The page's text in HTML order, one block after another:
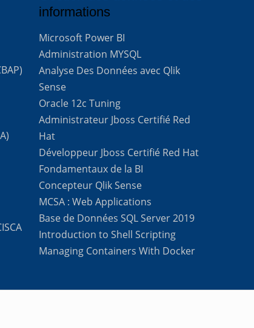
informations
Microsoft Power BI
Administration MYSQL
Analyse Des Données avec Qlik
Sense
Oracle 12c Tuning
Administrateur Jboss Certifié Red
Hat
Développeur Jboss Certifié Red Hat
Fondamentaux de la BI
Concepteur Qlik Sense
MCSA : Web Applications
Base de Données SQL Server 2019
Introduction to Shell Scripting
Managing Containers With Docker